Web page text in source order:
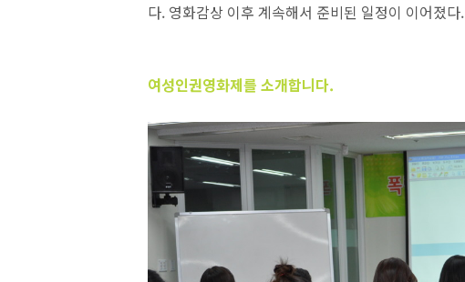
다. 영화감상 이후 계속해서 준비된 일정이 이어졌다.
여성인권영화제를 소개합니다.